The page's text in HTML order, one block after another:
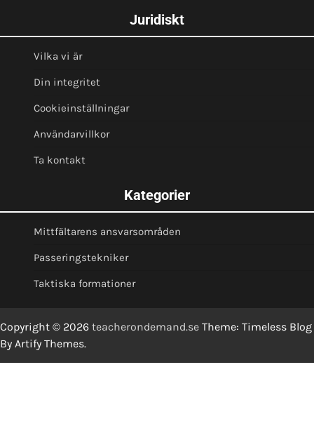
Juridiskt
Vilka vi är
Din integritet
Cookieinställningar
Användarvillkor
Ta kontakt
Kategorier
Mittfältarens ansvarsområden
Passeringstekniker
Taktiska formationer
Copyright © 2026 teacherondemand.se Theme: Timeless Blog
By Artify Themes.